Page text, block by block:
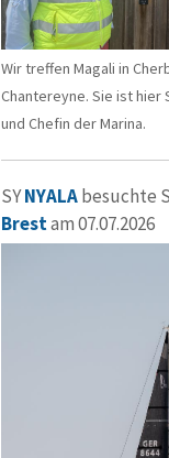
Wir treffen Magali in
Chantereyne. Sie ist
und Chefin der Marina.
SYNYALAbesuchte
Brestam 07.07.2026